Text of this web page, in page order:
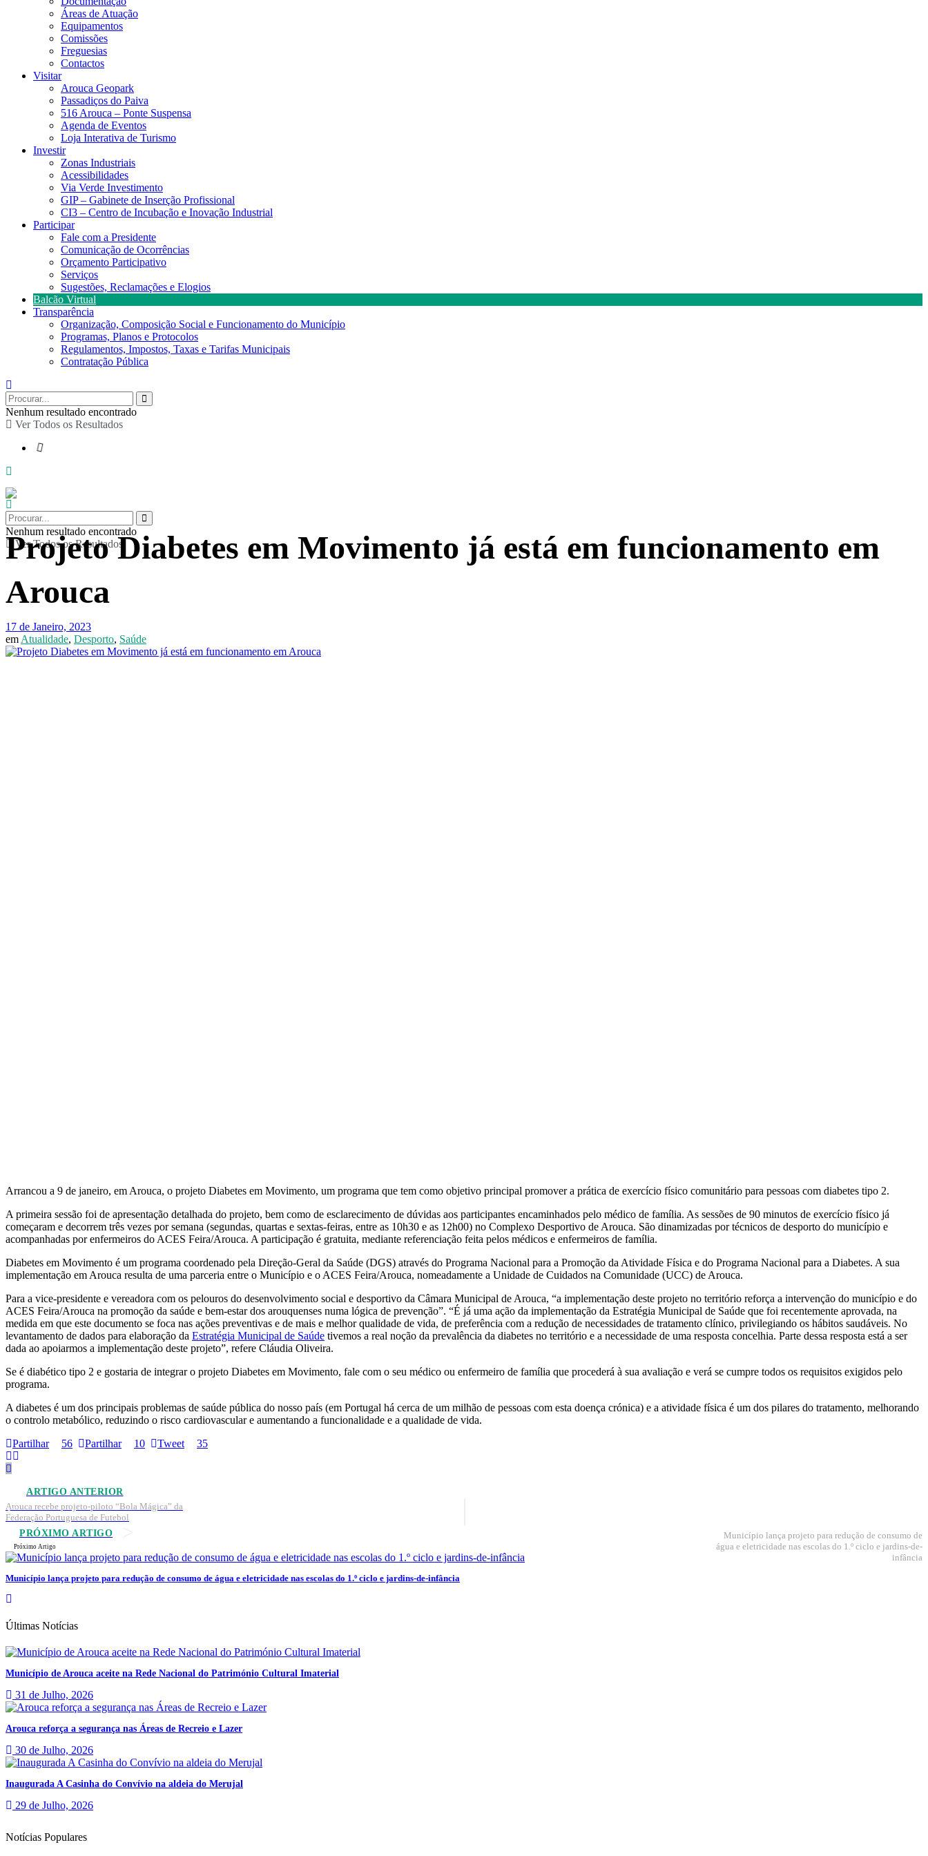
Áreas de Atuação
Equipamentos
Comissões
Freguesias
Contactos
Visitar
Arouca Geopark
Passadiços do Paiva
516 Arouca – Ponte Suspensa
Agenda de Eventos
Loja Interativa de Turismo
Investir
Zonas Industriais
Acessibilidades
Via Verde Investimento
GIP – Gabinete de Inserção Profissional
CI3 – Centro de Incubação e Inovação Industrial
Participar
Fale com a Presidente
Comunicação de Ocorrências
Orçamento Participativo
Serviços
Sugestões, Reclamações e Elogios
Balcão Virtual
Transparência
Organização, Composição Social e Funcionamento do Município
Programas, Planos e Protocolos
Regulamentos, Impostos, Taxas e Tarifas Municipais
Contratação Pública
Nenhum resultado encontrado
Ver Todos os Resultados
Nenhum resultado encontrado
Ver Todos os Resultados
Projeto Diabetes em Movimento já está em funcionamento em
Arouca
17 de Janeiro, 2023
em Atualidade, Desporto, Saúde
Arrancou a 9 de janeiro, em Arouca, o projeto Diabetes em Movimento, um programa que tem como objetivo principal promover a prática de exercício físico comunitário para pessoas com diabetes tipo 2.
A primeira sessão foi de apresentação detalhada do projeto, bem como de esclarecimento de dúvidas aos participantes encaminhados pelo médico de família. As sessões de 90 minutos de exercício físico já
começaram e decorrem três vezes por semana (segundas, quartas e sextas-feiras, entre as 10h30 e as 12h00) no Complexo Desportivo de Arouca. São dinamizadas por técnicos de desporto do município e
acompanhadas por enfermeiros do ACES Feira/Arouca. A participação é gratuita, mediante referenciação feita pelos médicos e enfermeiros de família.
Diabetes em Movimento é um programa coordenado pela Direção-Geral da Saúde (DGS) através do Programa Nacional para a Promoção da Atividade Física e do Programa Nacional para a Diabetes. A sua
implementação em Arouca resulta de uma parceria entre o Município e o ACES Feira/Arouca, nomeadamente a Unidade de Cuidados na Comunidade (UCC) de Arouca.
Para a vice-presidente e vereadora com os pelouros do desenvolvimento social e desportivo da Câmara Municipal de Arouca, “a implementação deste projeto no território reforça a intervenção do município e do
ACES Feira/Arouca na promoção da saúde e bem-estar dos arouquenses numa lógica de prevenção”. “É já uma ação da implementação da Estratégia Municipal de Saúde que foi recentemente aprovada, na
medida em que este documento se foca nas ações preventivas e de mais e melhor qualidade de vida, de preferência com a redução de necessidades de tratamento clínico, privilegiando os hábitos saudáveis. No
levantamento de dados para elaboração da Estratégia Municipal de Saúde tivemos a real noção da prevalência da diabetes no território e a necessidade de uma resposta concelhia. Parte dessa resposta está a ser
dada ao apoiarmos a implementação deste projeto”, refere Cláudia Oliveira.
Se é diabético tipo 2 e gostaria de integrar o projeto Diabetes em Movimento, fale com o seu médico ou enfermeiro de família que procederá à sua avaliação e verá se cumpre todos os requisitos exigidos pelo
programa.
A diabetes é um dos principais problemas de saúde pública do nosso país (em Portugal há cerca de um milhão de pessoas com esta doença crónica) e a atividade física é um dos pilares do tratamento, melhorando
o controlo metabólico, reduzindo o risco cardiovascular e aumentando a funcionalidade e a qualidade de vida.
Partilhar
56 Partilhar 10 Tweet 35
ARTIGO ANTERIOR
Arouca recebe projeto-piloto “Bola Mágica” da
Federação Portuguesa de Futebol
PRÓXIMO ARTIGO
Município lança projeto para redução de consumo de
água e eletricidade nas escolas do 1.º ciclo e jardins-de-
infância
Próximo Artigo
Município lança projeto para redução de consumo de água e eletricidade nas escolas do 1.º ciclo e jardins-de-infância
Últimas Notícias
Município de Arouca aceite na Rede Nacional do Património Cultural Imaterial
31 de Julho, 2026
Arouca reforça a segurança nas Áreas de Recreio e Lazer
30 de Julho, 2026
Inaugurada A Casinha do Convívio na aldeia do Merujal
29 de Julho, 2026
Notícias Populares